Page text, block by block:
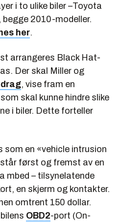
i to ulike biler –Toyota
2010-modeller.
her.
arrangeres Black Hat-
Der skal Miller og
, vise fram en
skal kunne hindre slike
i biler. Dette forteller
som en «vehicle intrusion
først og fremst av en
mbed – tilsynelatende
en skjerm og kontakter.
omtrent 150 dollar.
OBD2-port (On-